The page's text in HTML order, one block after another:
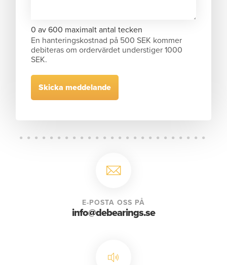
0 av 600 maximalt antal tecken
En hanteringskostnad på 500 SEK kommer
debiteras om ordervärdet understiger 1000
SEK.
E-POSTA OSS PÅ
info@debearings.se